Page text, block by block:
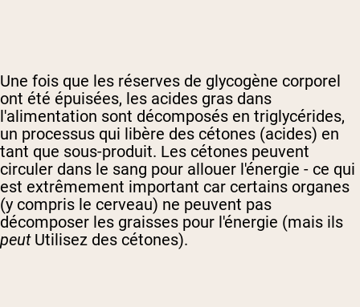
Une fois que les réserves de glycogène corporel
ont été épuisées, les acides gras dans
l'alimentation sont décomposés en triglycérides,
un processus qui libère des cétones (acides) en
tant que sous-produit. Les cétones peuvent
circuler dans le sang pour allouer l'énergie - ce qui
est extrêmement important car certains organes
(y compris le cerveau) ne peuvent pas
décomposer les graisses pour l'énergie (mais ils
peutUtilisez des cétones).